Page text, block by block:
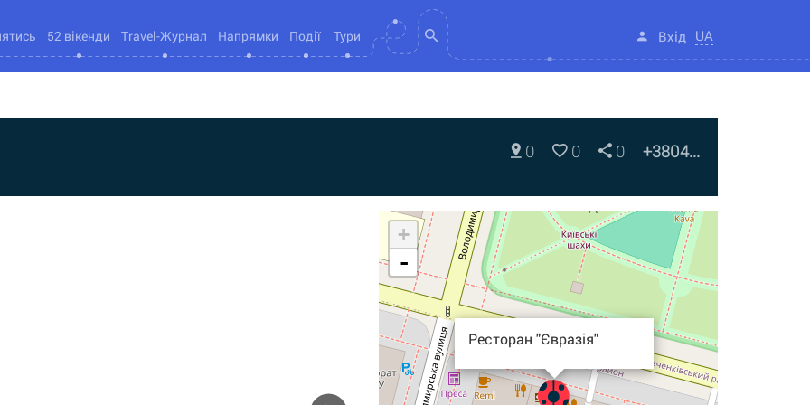
52 вікенди Travel-Журнал Напрямки Події Тури Вхід UA
0 0 0 +3804...
Ресторан "Євразія"
+
-